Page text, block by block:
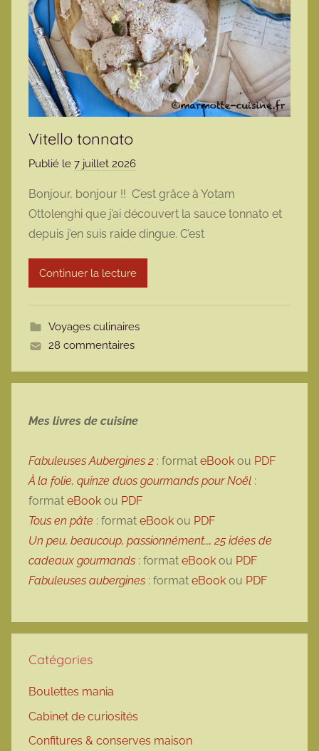
Vitello tonnato
Publié le 7 juillet 2026
r
m
a
r
m
t
Bonjour, bonjour !! C’est grâce à Yotam
Ottolenghi que j’ai découvert la sauce tonnato et
depuis j’en suis raide dingue. C’est
Continuer la lecture
Voyages culinaires
28 commentaires
Mes livres de cuisine
Fabuleuses Aubergines 2 : format eBook ou PDF
À la folie, quinze duos gourmands pour Noël :
format eBook ou PDF
Tous en pâte : format eBook ou PDF
Un peu, beaucoup, passionnément…, 25 idées de
cadeaux gourmands : format eBook ou PDF
Fabuleuses aubergines : format eBook ou PDF
Catégories
Boulettes mania
Cabinet de curiosités
Confitures & conserves maison